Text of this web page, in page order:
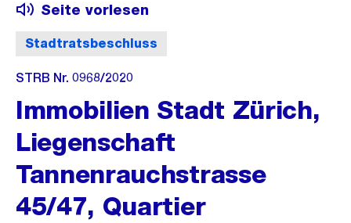
Stadtratsbeschluss
Seite vorlesen
STRB Nr. 0968/2020
Immobilien Stadt Zürich,
Liegenschaft
Tannenrauchstrasse
45/47, Quartier